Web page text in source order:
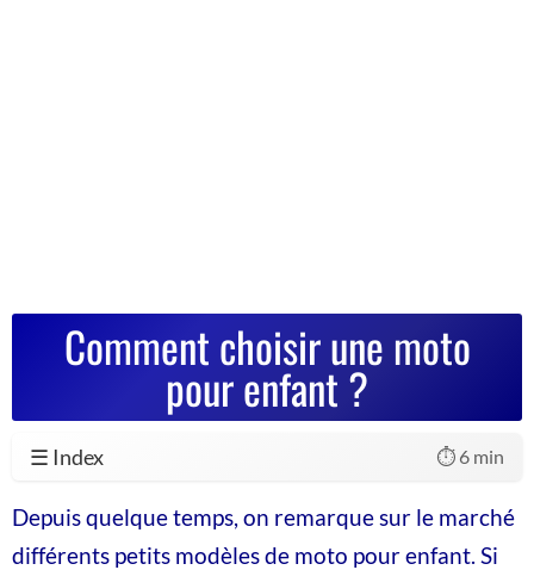
Comment choisir une moto
pour enfant ?
☰ Index ⏱️ 6 min
Depuis quelque temps, on remarque sur le marché
différents petits modèles de moto pour enfant. Si